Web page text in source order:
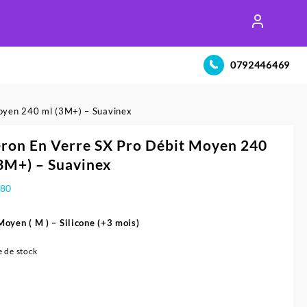
0792446469
240 ml (3M+) – Suavinex
En Verre SX Pro Débit Moyen 240
– Suavinex
( M ) – Silicone (+3 mois)
de stock